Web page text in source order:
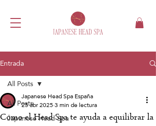
Entrada
All Posts
Japanese Head Spa
All Posts
Cómo el Head Spa te ayuda a equilibrar la
Japanese Head Spa España
25 abr 20253 min de lectura